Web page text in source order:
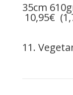
35cm
10,95€
11.